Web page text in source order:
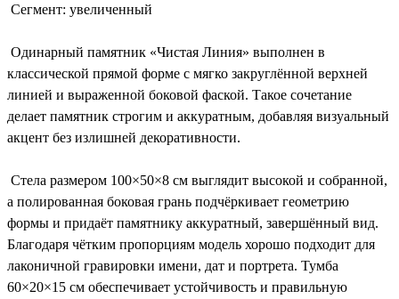
Сегмент: увеличенный
Одинарный памятник «Чистая Линия» выполнен в
классической прямой форме с мягко закруглённой верхней
линией и выраженной боковой фаской. Такое сочетание
делает памятник строгим и аккуратным, добавляя визуальный
акцент без излишней декоративности.
Стела размером 100×50×8 см выглядит высокой и собранной,
а полированная боковая грань подчёркивает геометрию
формы и придаёт памятнику аккуратный, завершённый вид.
Благодаря чётким пропорциям модель хорошо подходит для
лаконичной гравировки имени, дат и портрета. Тумба
60×20×15 см обеспечивает устойчивость и правильную